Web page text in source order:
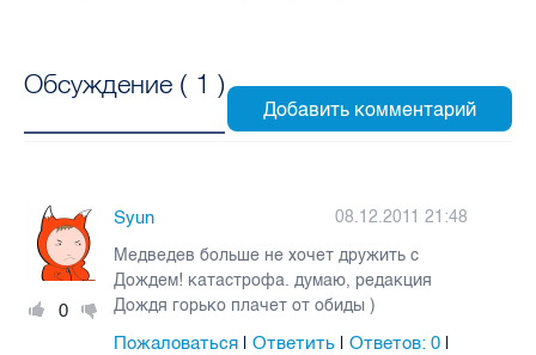
Обсуждение ( 1 )
0
Syun
08.12.2011 21:48
Медведев больше не хочет дружить с
Дождем! катастрофа. думаю, редакция
Дождя горько плачет от обиды )
Пожаловаться |Ответить |Ответов:0